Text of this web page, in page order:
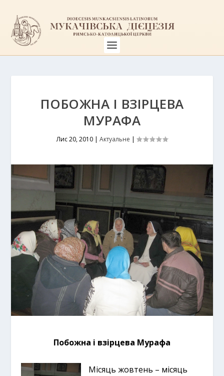
ПОБОЖНА І ВЗІРЦЕВА
МУРАФА
Лис 20, 2010 | Актуальне |
Побожна і взірцева Мурафа
Місяць жовтень – місяць